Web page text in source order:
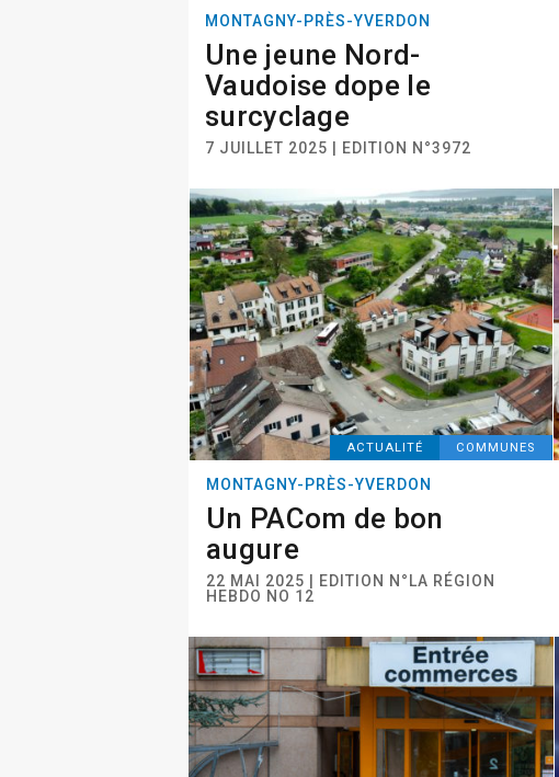
MONTAGNY-PRÈS-YVERDON
Une jeune Nord-
Vaudoise dope le
surcyclage
7 JUILLET 2025 | EDITION N°3972
ACTUALITÉ COMMUNES
MONTAGNY-PRÈS-YVERDON
Un PACom de bon
augure
22 MAI 2025 | EDITION N°LA RÉGION
HEBDO NO 12